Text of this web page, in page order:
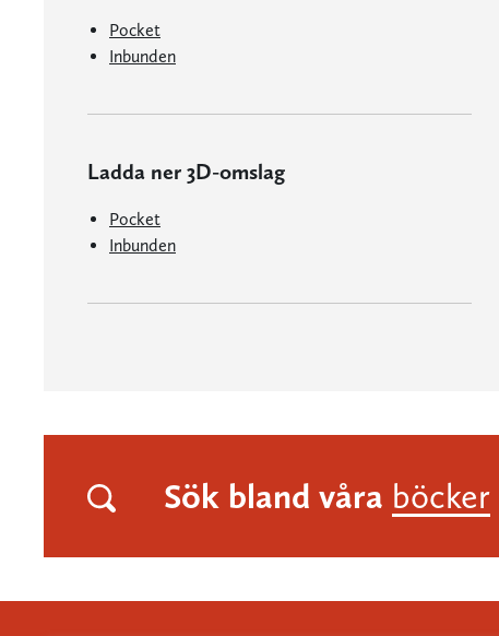
Pocket
Inbunden
Ladda ner 3D-omslag
Pocket
Inbunden
Sök bland våra böcker